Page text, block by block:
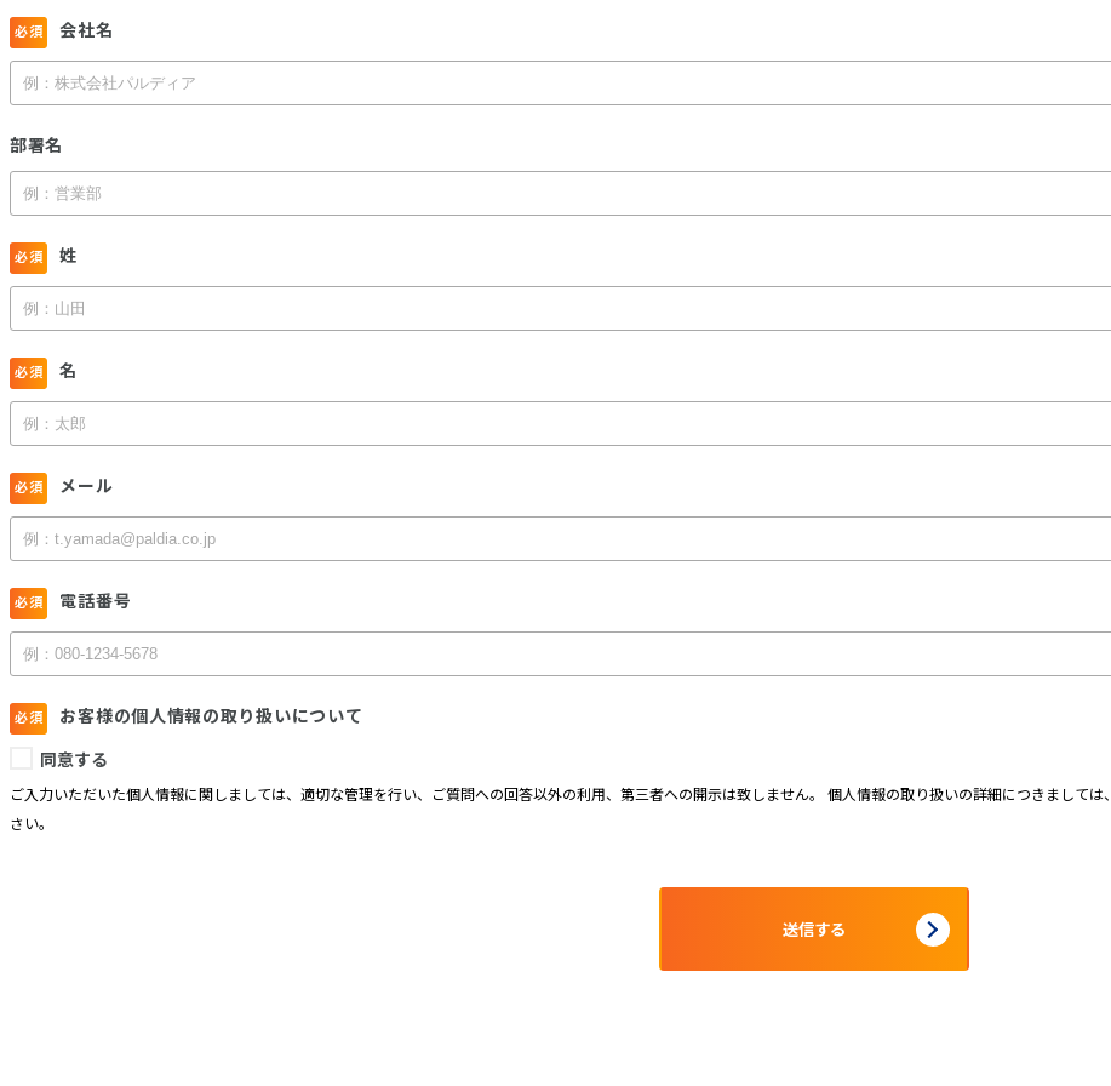
会社名
部署名
姓
名
メール
電話番号
お客様の個人情報の取り扱いについて
同意する
ご入力いただいた個人情報に関しましては、適切な管理を行い、ご質問への回答以外の利用、第三者への開示は致しません。 個人情報の取り扱いの詳細につきましては、
さい。